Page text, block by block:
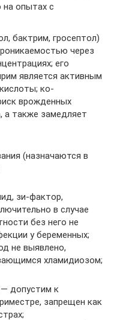
опытах с
бактрим, гросептол)
через
его
является активным
ко-
врожденных
а также замедляет
(назначаются в
зи-фактор,
в случае
без него не
у беременных;
не выявлено,
хламидиозом;
допустим к
запрещен как